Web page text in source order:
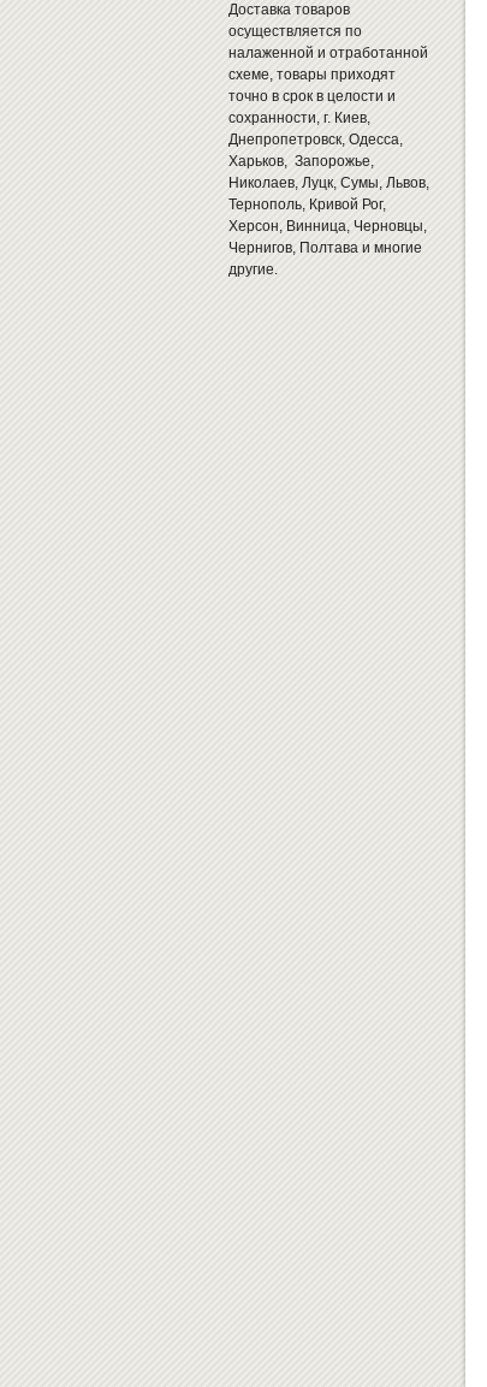
Доставка товаров
осуществляется по
налаженной и отработанной
схеме, товары приходят
точно в срок в целости и
сохранности, г. Киев,
Днепропетровск, Одесса,
Харьков, Запорожье,
Николаев, Луцк, Сумы, Львов,
Тернополь, Кривой Рог,
Херсон, Винница, Черновцы,
Чернигов, Полтава и многие
другие.